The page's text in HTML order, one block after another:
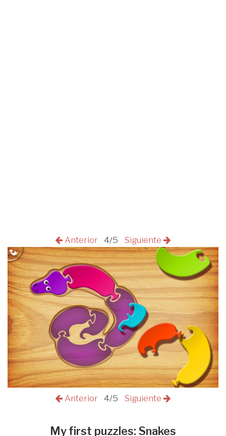
Anterior 4/5 Siguiente
Anterior 4/5 Siguiente
My first puzzles: Snakes